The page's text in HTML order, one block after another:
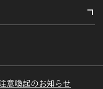
意喚起のお知らせ